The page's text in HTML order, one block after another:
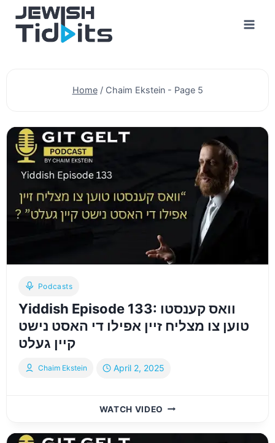
content
Home / Chaim Ekstein- Page 5
Podcasts
Yiddish Episode 133: וואס קענסטו
טוען צו מצליח זיין אפילו די האסט נישט
קיין געלט
Chaim Ekstein April 2, 2025
WATCH VIDEO YIDDISH
133: